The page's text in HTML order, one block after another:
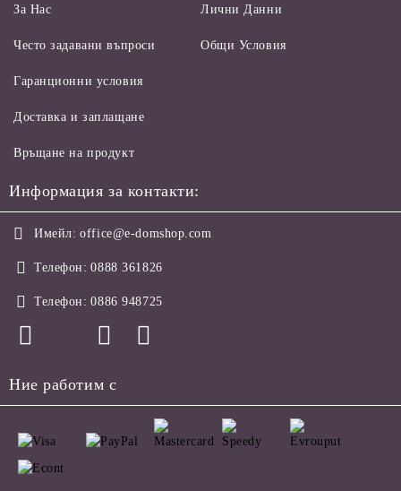
За Нас
Често задавани въпроси
Лични Данни
Общи Условия
Гаранционни условия
Доставка и заплащане
Връщане на продукт
Информация за контакти:
Имейл: office@e-domshop.com
Телефон: 0888 361826
Телефон: 0886 948725
Ние работим с